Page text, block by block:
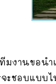
มงานขอน
จะชอบแบบ